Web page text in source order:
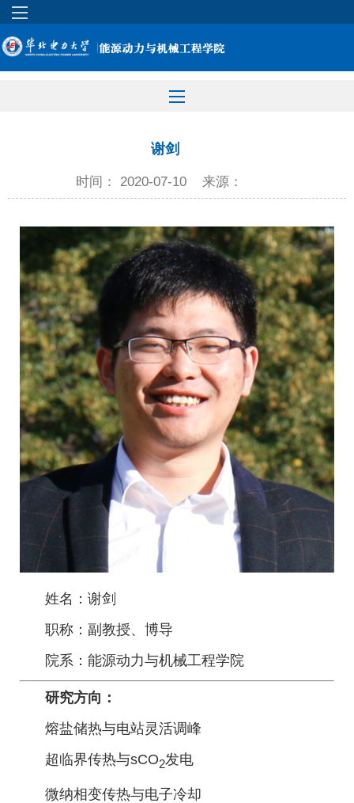
谢剑
时间： 2020-07-10 来源：
姓名：谢剑
职称：副教授、博导
院系：能源动力与机械工程学院
研究方向：
熔盐储热与电站灵活调峰
超临界传热与sCO2发电
微纳相变传热与电子冷却